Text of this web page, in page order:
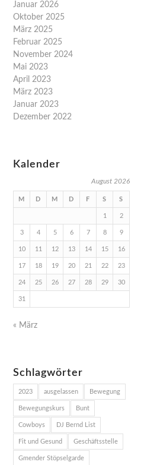
Januar 2026
Oktober 2025
März 2025
Februar 2025
November 2024
Mai 2023
April 2023
März 2023
Januar 2023
Dezember 2022
Kalender
August 2026
M D M D F S S
1 2
3 4 5 6 7 8 9
10 11 12 13 14 15 16
17 18 19 20 21 22 23
24 25 26 27 28 29 30
31
« März
Schlagwörter
2023 ausgelassen Bewegung
Bewegungskurs Bunt
Cowboys DJ Bernd List
Fit und Gesund Geschäftsstelle
Gmender Stöpselgarde